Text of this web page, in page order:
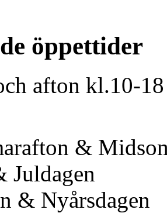
öppettider
afton kl.10-18
&
Juldagen
& Nyårsdagen